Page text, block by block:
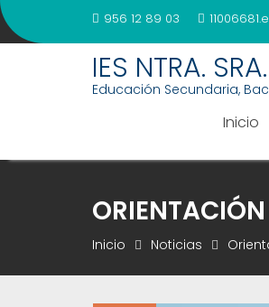
Saltar
al
956 12 89 03
IES NTRA.
Educación Secundaria,
Inicio
Inicio Noticias